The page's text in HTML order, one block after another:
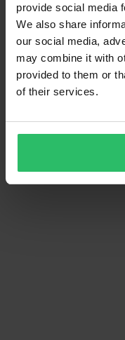
provide social media
We also share
our social media,
may combine it with
provided to them or
of their services.